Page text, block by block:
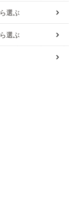
選ぶ
選ぶ